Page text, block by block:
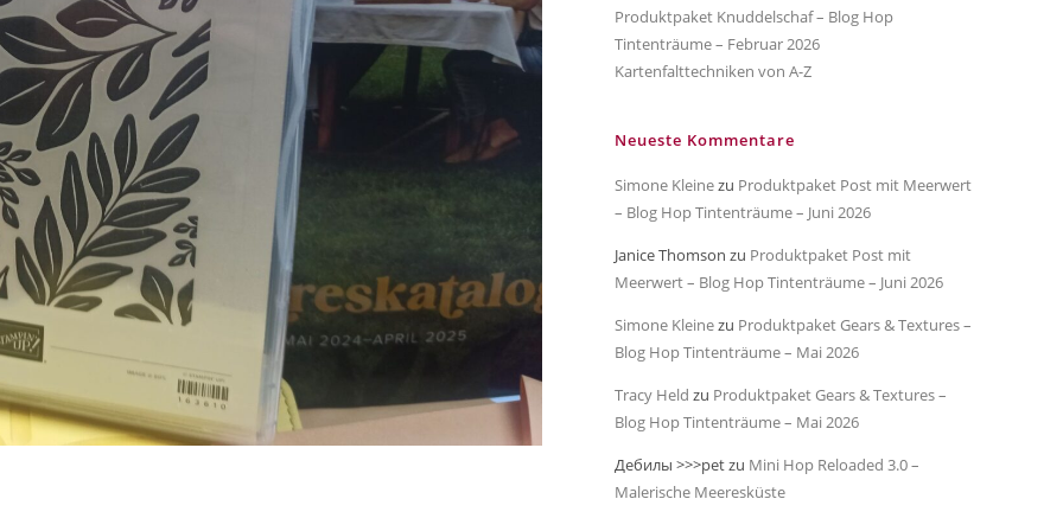
Produktpaket Knuddelschaf – Blog Hop
Tintenträume – Februar 2026
Kartenfalttechniken von A-Z
Neueste Kommentare
Simone Kleinezu Produktpaket Post mit Meerwert
– Blog Hop Tintenträume – Juni 2026
Janice Thomson zu Produktpaket Post mit
Meerwert – Blog Hop Tintenträume – Juni 2026
Simone Kleinezu Produktpaket Gears & Textures –
Blog Hop Tintenträume – Mai 2026
Tracy Held zu Produktpaket Gears & Textures –
Blog Hop Tintenträume – Mai 2026
Дебилы >>>petzu Mini Hop Reloaded 3.0 –
Malerische Meeresküste